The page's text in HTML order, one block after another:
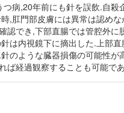
病,20年前にも針を誤飲.自
,肛門部皮膚には異常は認め
認でき,下部直腸では管腔外
は内視鏡下に摘出した.上部
のような臓器損傷の可能性
ば経過観察することも可能で